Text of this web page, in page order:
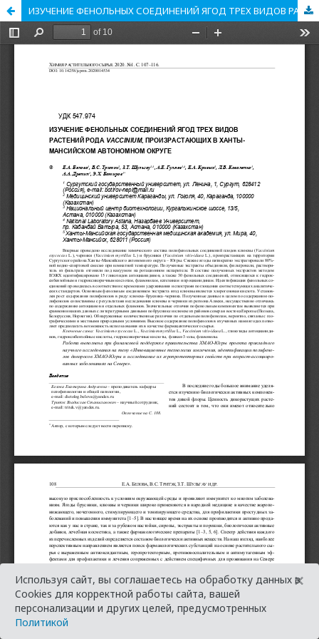
ИЗУЧЕНИЕ ФЕНОЛЬНЫХ СОЕДИНЕНИЙ ЯГОД ТРЕХ ВИДОВ РАСТЕНИЙ РОДА VACCINIUM, ПРОИЗРАСТАЮЩИХ В ХАНТЫ-МАНСИЙСКОМ АВТОНОМНОМ ОКРУГЕ
Используя сайт, вы соглашаетесь на обработку данных в
Cookies для корректной работы сайта, вашей
персонализации и других целей, предусмотренных
Политикой
×